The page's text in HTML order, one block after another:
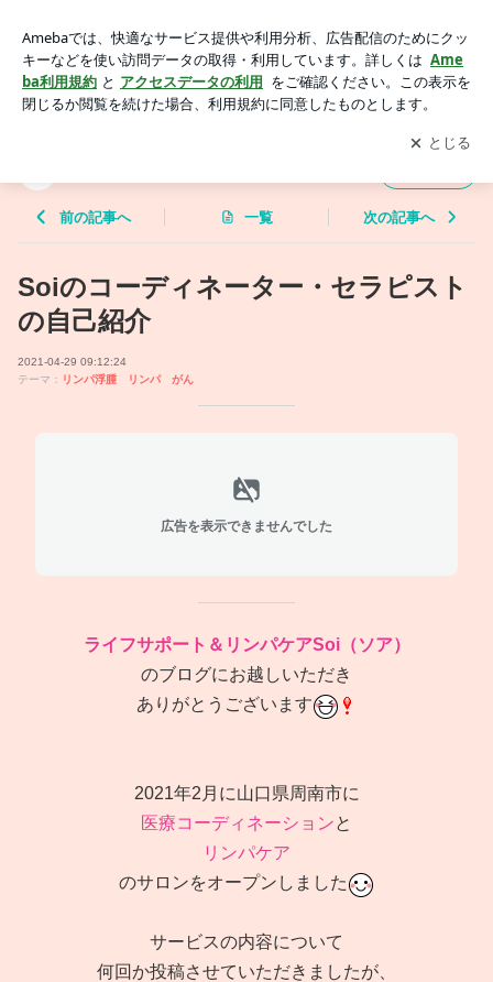
アプリをダウンロードして ブログの更新通知
を受け取りまし
ょう。
開く
前の記事へ 一覧 次の記事へ
Soiのコーディネーター・セラピスト
の自己紹介
2021-04-29 09:12:24
テーマ： リンパ浮腫 リンパ がん
広告を表示できませんでした
ライフサポート＆リンパケアSoi（ソア）
のブログにお越しいただき
ありがとうございます
2021年2月に山口県周南市に
医療コーディネーションと
リンパケア
のサロンをオープンしました
サービスの内容について
何回か投稿させていただきましたが、